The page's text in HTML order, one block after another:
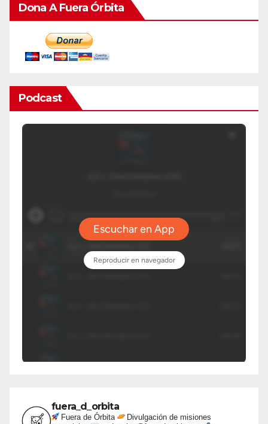
Dona A Fuera Órbita
Podcast
fuera_d_orbita
Fuera de Órbita
Divulgación de misiones